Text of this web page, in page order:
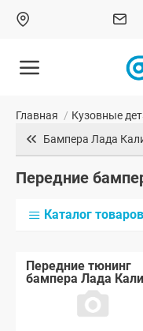
Главная / Кузовные
Бампера Лада
Передние
Каталог товаров
Передние тюнинг
бампера Лада